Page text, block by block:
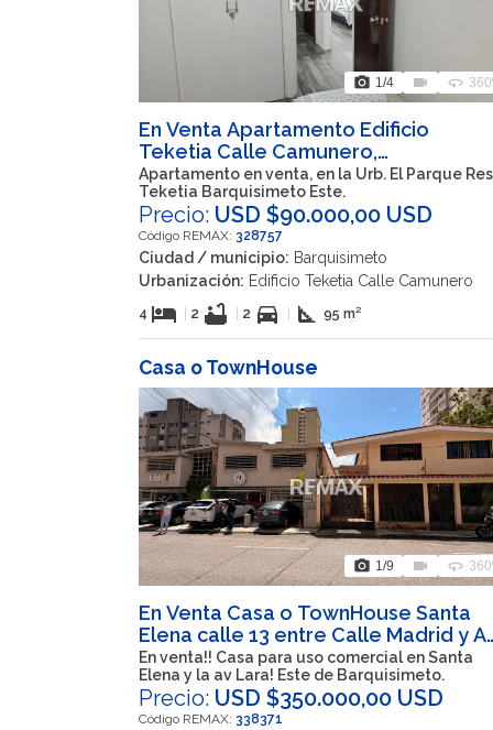
photo_camera 1/4 videocam 360
En Venta Apartamento Edificio
Teketia Calle Camunero,
Barquisimeto, Iribarren, Lara, 3001,
VEN
Apartamento en venta, en la Urb. El Parque
Teketia Barquisimeto Este.
Precio: USD $90.000,00 USD
Código REMAX: 328757
Ciudad / municipio: Barquisimeto
Urbanización: Edificio Teketia Calle Camunero
4 hotel 2 bathtub 2 directions_car square_foot 95 m²
Casa o TownHouse
photo_camera 1/9 videocam 360
En Venta Casa o TownHouse Santa
Elena calle 13 entre Calle Madrid y
Lara, Barquisimeto, Iribarren, Lara,
VEN
En venta!! Casa para uso comercial en Santa
Elena y la av Lara! Este de Barquisimeto.
Precio: USD $350.000,00 USD
Código REMAX: 338371